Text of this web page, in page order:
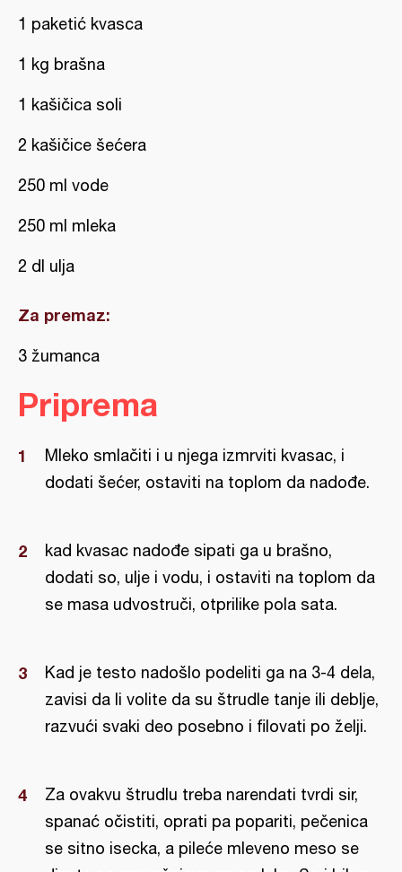
1 paketić kvasca
1 kg brašna
1 kašičica soli
2 kašičice šećera
250 ml vode
250 ml mleka
2 dl ulja
Za premaz:
3 žumanca
Priprema
Mleko smlačiti i u njega izmrviti kvasac, i
dodati šećer, ostaviti na toplom da nadođe.
kad kvasac nadođe sipati ga u brašno,
dodati so, ulje i vodu, i ostaviti na toplom da
se masa udvostruči, otprilike pola sata.
Kad je testo nadošlo podeliti ga na 3-4 dela,
zavisi da li volite da su štrudle tanje ili deblje,
razvući svaki deo posebno i filovati po želji.
Za ovakvu štrudlu treba narendati tvrdi sir,
spanać očistiti, oprati pa popariti, pečenica
se sitno isecka, a pileće mleveno meso se